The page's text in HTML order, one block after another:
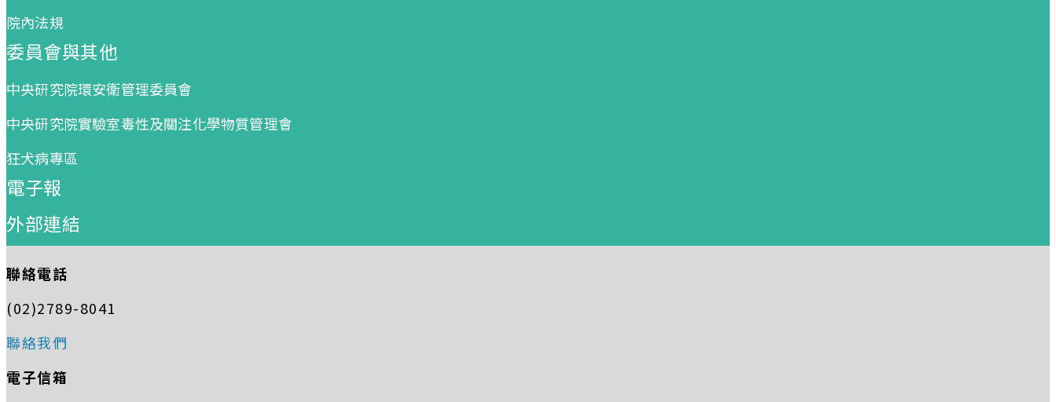
院內法規
委員會與其他
中央研究院環安衛管理委員會
中央研究院實驗室毒性及關注化學物質管理會
狂犬病專區
電子報
外部連結
聯絡電話
(02)2789-8041
聯絡我們
電子信箱